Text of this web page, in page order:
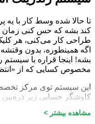
تا حالا شده وسط کار با
کند بشه که حس کنی زمان
طراحی کار می‌کنی، هر
اگه همینطوره، بدون
مخصوص کسایی که از
این سیستم توی مرکز
کاوشگر حسابی زیر ذره‌بین
می‌کنن فوق‌العاده‌ست یا
مشاهده بیشتر >